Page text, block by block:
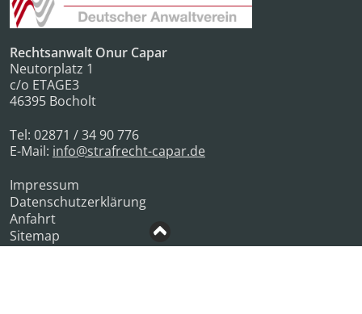
Rechtsanwalt Onur Capar
Neutorplatz 1
c/o ETAGE3
46395 Bocholt
Tel: 02871 / 34 90 776
E-Mail: info@strafrecht-capar.de
Impressum
Datenschutzerklärung
Anfahrt
Sitemap